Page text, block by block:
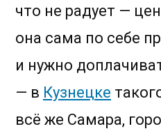
что не радует —
она сама по себе
и нужно
— в Кузнецке
всё же Самара,